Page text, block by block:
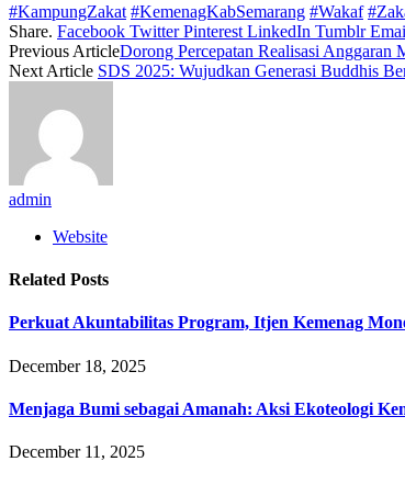
#KampungZakat #KemenagKabSemarang #Wakaf
Share. Facebook Twitter Pinterest LinkedIn Tumblr
Previous ArticleDorong Percepatan Realisasi Anggaran
Next Article SDS 2025: Wujudkan Generasi Buddhis
admin
Website
Related Posts
Perkuat Akuntabilitas Program, Itjen Kemenag
December 18, 2025
Menjaga Bumi sebagai Amanah: Aksi Ekoteologi
December 11, 2025